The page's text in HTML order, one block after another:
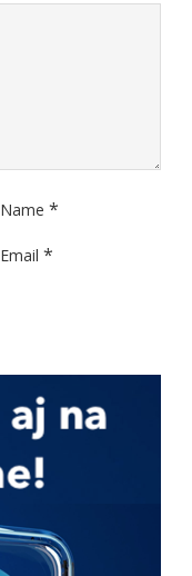
Name *
Email *